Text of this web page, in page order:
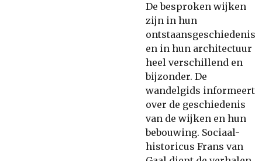
De besproken wijken
zijn in hun
ontstaansgeschiedenis
en in hun architectuur
heel verschillend en
bijzonder. De
wandelgids informeert
over de geschiedenis
van de wijken en hun
bebouwing. Sociaal-
historicus Frans van